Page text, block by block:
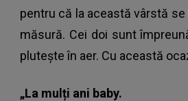
pentru că la această vârstă
măsură. Cei doi sunt
plutește în aer. Cu această
„La mulți ani baby.